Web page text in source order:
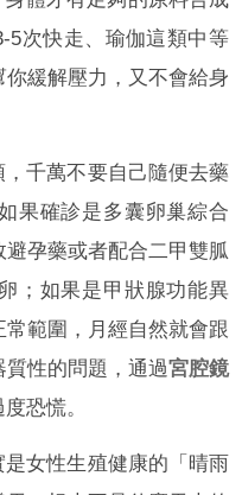
5次快走、瑜伽這類中等
緩解壓力，又不會給身
千萬不要自己隨便去藥
果確診是多囊卵巢綜合
孕藥或者配合二甲雙胍
；如果是甲狀腺功能異
範圍，月經自然就會跟
性的問題，通過宮腔鏡
恐慌。
女性生殖健康的「晴雨